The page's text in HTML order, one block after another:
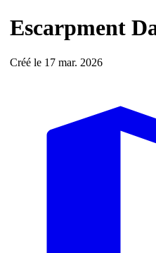
Escarpment
Créé le 17 mar. 2026